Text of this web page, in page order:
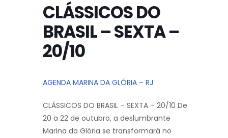
CLÁSSICOS DO
BRASIL – SEXTA –
20/10
AGENDA MARINA DA GLÓRIA – RJ
CLÁSSICOS DO BRASIL – SEXTA – 20/10 De
20 a 22 de outubro, a deslumbrante
Marina da Glória se transformará no